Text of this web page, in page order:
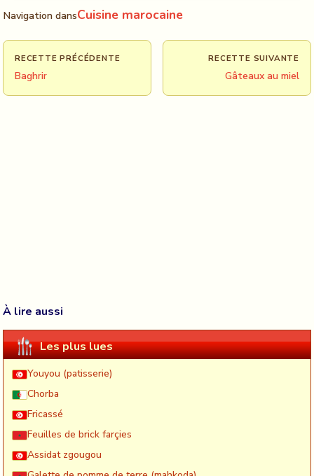
Navigation dansCuisine marocaine
RECETTE PRÉCÉDENTE
Baghrir
RECETTE SUIVANTE
Gâteaux au miel
À lire aussi
Les plus lues
Youyou (patisserie)
Chorba
Fricassé
Feuilles de brick farçies
Assidat zgougou